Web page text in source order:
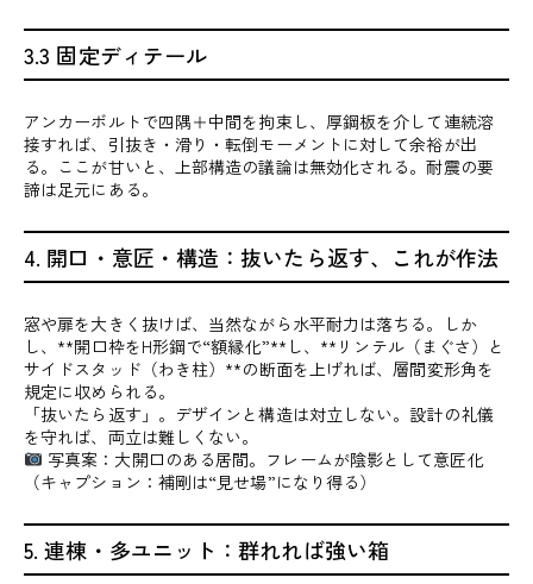
3.3 固定ディテール
アンカーボルトで四隅＋中間を拘束し、厚鋼板を介して連続溶
接すれば、引抜き・滑り・転倒モーメントに対して余裕が出
る。ここが甘いと、上部構造の議論は無効化される。耐震の要
諦は足元にある。
4. 開口・意匠・構造：抜いたら返す、これが作法
窓や扉を大きく抜けば、当然ながら水平耐力は落ちる。しか
し、**開口枠をH形鋼で“額縁化”**し、**リンテル（まぐさ）と
サイドスタッド（わき柱）**の断面を上げれば、層間変形角を
規定に収められる。
「抜いたら返す」。デザインと構造は対立しない。設計の礼儀
を守れば、両立は難しくない。
写真案：大開口のある居間。フレームが陰影として意匠化
（キャプション：補剛は“見せ場”になり得る）
5. 連棟・多ユニット：群れれば強い箱